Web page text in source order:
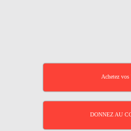
Achetez
DONNEZ AU